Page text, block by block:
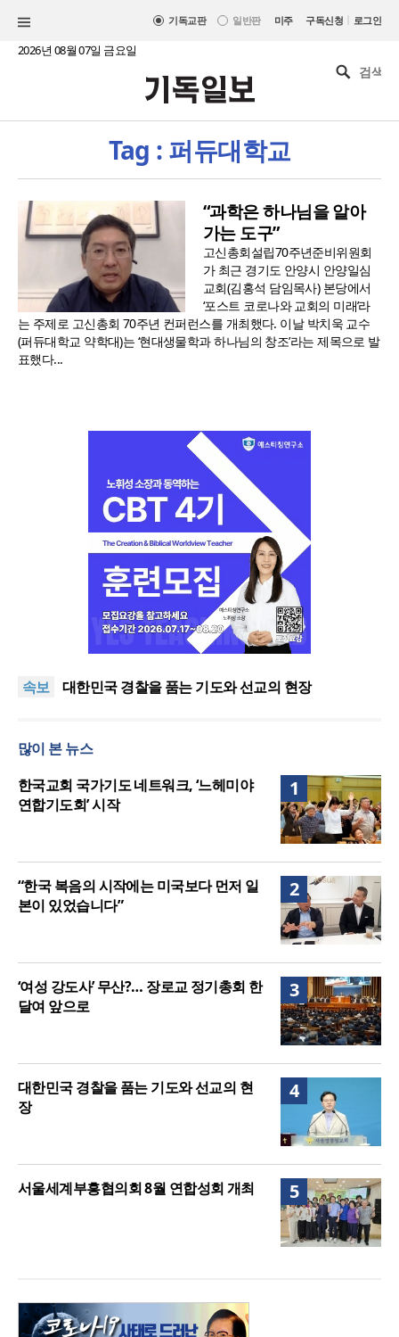
기독교판 일반판 미주 구독신청 | 로그인
2026년 08월 07일 금요일
Tag : 퍼듀대학교
“과학은 하나님을 알아
가는 도구”
고신총회설립70주년준비위원회
가 최근 경기도 안양시 안양일심
교회(김홍석 담임목사) 본당에서
‘포스트 코로나와 교회의 미래’라
는 주제로 고신총회 70주년 컨퍼런스를 개최했다. 이날 박치욱 교수
(퍼듀대학교 약학대)는 ‘현대생물학과 하나님의 창조’라는 제목으로 발
표했다...
속보
한기연 “전쟁을 부르는 정책을 중단하라”
27.8%, 중증 입원·재활 확충 과제
대한민국 경찰을 품는 기도와 선교의 현장
주길”
한기연 “전쟁을 부르는 정책을 중단하라”
정신건강 치료 인프라 부족… 정신질환 평생유병률
27.8%, 중증 입원·재활 확충 과제
많이 본 뉴스
1
한국교회 국가기도 네트워크, ‘느헤미야
연합기도회’ 시작
2
“한국 복음의 시작에는 미국보다 먼저 일
본이 있었습니다”
3
‘여성 강도사’ 무산?… 장로교 정기총회 한
달여 앞으로
4
대한민국 경찰을 품는 기도와 선교의 현
장
5
서울세계부흥협의회 8월 연합성회 개최